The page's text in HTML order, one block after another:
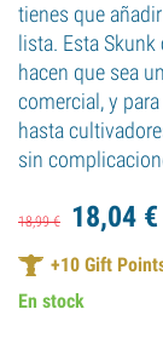
tienes que
lista. Esta
hacen que sea
comercial, y
hasta
sin
18,99€ 18,04 €
+10 Gift
En stock